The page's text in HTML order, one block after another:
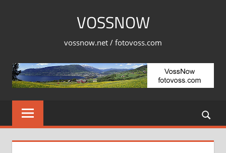
VOSSNOW
vossnow.net / fotovoss.com